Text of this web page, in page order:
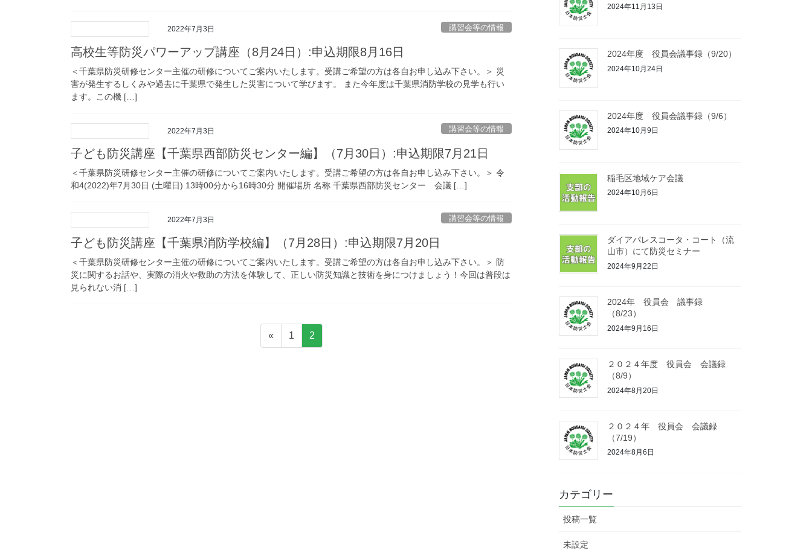
2022年7月3日 講習会等の情報
高校生等防災パワーアップ講座（8月24日）:申込期限8月16日
＜千葉県防災研修センター主催の研修についてご案内いたします。受講ご希望の方は各自お申し込み下さい。＞ 災
害が発生するしくみや過去に千葉県で発生した災害について学びます。 また今年度は千葉県消防学校の見学も行い
ます。この機 […]
2022年7月3日 講習会等の情報
子ども防災講座【千葉県西部防災センター編】（7月30日）:申込期限7月21日
＜千葉県防災研修センター主催の研修についてご案内いたします。受講ご希望の方は各自お申し込み下さい。＞ 令
和4(2022)年7月30日 (土曜日) 13時00分から16時30分 開催場所 名称 千葉県西部防災センター 会議 […]
2022年7月3日 講習会等の情報
子ども防災講座【千葉県消防学校編】（7月28日）:申込期限7月20日
＜千葉県防災研修センター主催の研修についてご案内いたします。受講ご希望の方は各自お申し込み下さい。＞ 防
災に関するお話や、実際の消火や救助の方法を体験して、正しい防災知識と技術を身につけましょう！今回は普段は
見られない消 […]
«
固
定
1
固
定
2
2024年11月13日
2024年度 役員会議事録（9/20）
2024年10月24日
2024年度 役員会議事録（9/6）
2024年10月9日
稲毛区地域ケア会議
2024年10月6日
ダイアパレスコータ・コート（流
山市）にて防災セミナー
2024年9月22日
2024年 役員会 議事録
（8/23）
2024年9月16日
２０２４年度 役員会 会議録
（8/9）
2024年8月20日
２０２４年 役員会 会議録
（7/19）
2024年8月6日
カテゴリー
投稿一覧
未設定